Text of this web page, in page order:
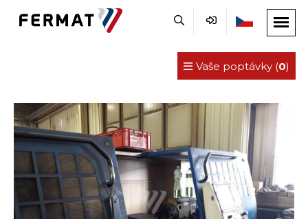
Vaše poptávky (0)